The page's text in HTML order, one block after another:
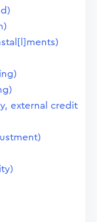
external credit